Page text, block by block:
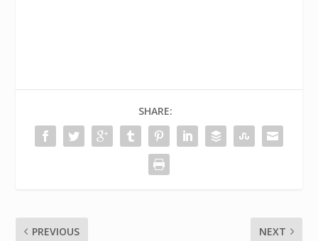
SHARE:
PREVIOUS NEXT